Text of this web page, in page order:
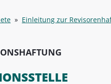
» Einleitung zur